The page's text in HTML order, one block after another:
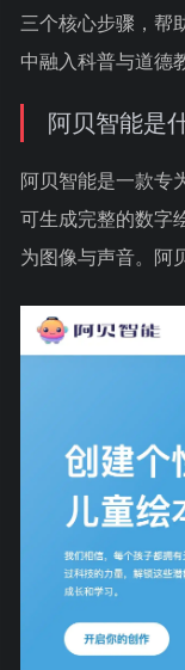
三个核心步骤，帮
中融入科普与道德
阿贝智能是
阿贝智能是一款专
可生成完整的数字
为图像与声音。阿